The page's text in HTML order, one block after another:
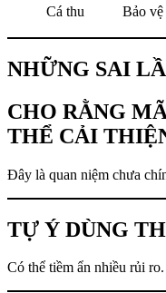
Cá thu
Bảo vệ
NHỮNG SAI
CHO RẰNG
THỂ CẢI
Đây là quan niệm chưa
TỰ Ý DÙNG
Có thể tiềm ẩn nhiều rủi ro.